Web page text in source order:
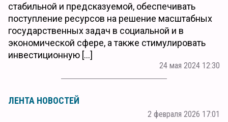
стабильной и предсказуемой, обеспечивать
поступление ресурсов на решение масштабных
государственных задач в социальной и в
экономической сфере, а также стимулировать
инвестиционную […]
24 мая 2024 12:30
ЛЕНТА НОВОСТЕЙ
2 февраля 2026 17:01